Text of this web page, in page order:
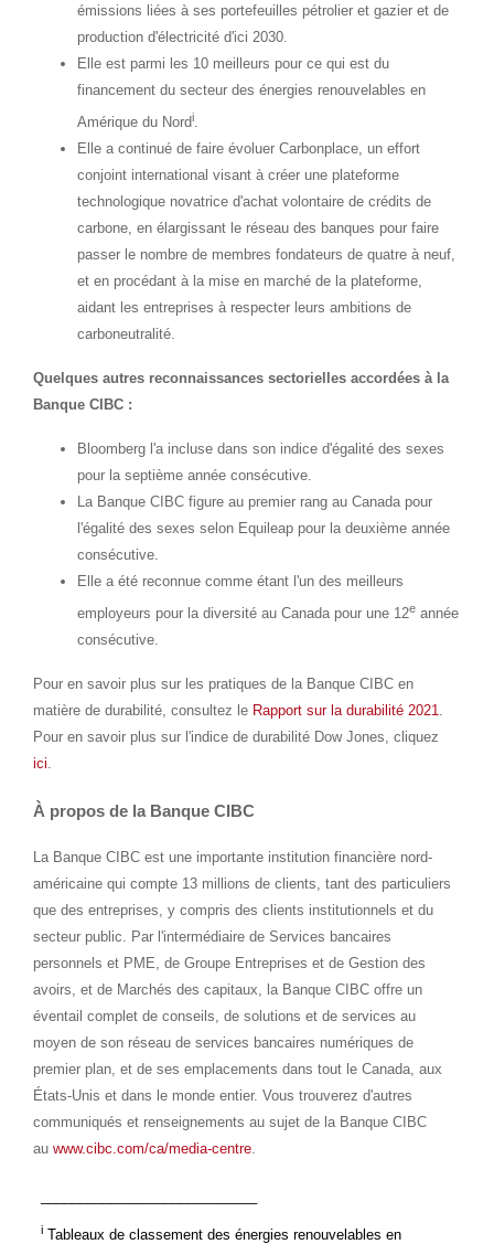
émissions liées à ses portefeuilles pétrolier et gazier et de
production d'électricité d'ici 2030.
Elle est parmi les 10 meilleurs pour ce qui est du
financement du secteur des énergies renouvelables en
Amérique du Nordi.
Elle a continué de faire évoluer Carbonplace, un effort
conjoint international visant à créer une plateforme
technologique novatrice d'achat volontaire de crédits de
carbone, en élargissant le réseau des banques pour faire
passer le nombre de membres fondateurs de quatre à neuf,
et en procédant à la mise en marché de la plateforme,
aidant les entreprises à respecter leurs ambitions de
carboneutralité.
Quelques autres reconnaissances sectorielles accordées à la
Banque CIBC :
Bloomberg l'a incluse dans son indice d'égalité des sexes
pour la septième année consécutive.
La Banque CIBC figure au premier rang auCanadapour
l'égalité des sexes selon Equileap pour la deuxième année
consécutive.
Elle a été reconnue comme étant l'un des meilleurs
employeurs pour la diversité auCanadapour une 12e année
consécutive.
Pour en savoir plus sur les pratiques de la Banque CIBC en
matière de durabilité, consultez le Rapport sur la durabilité 2021.
Pour en savoir plus sur l'indice de durabilité Dow Jones, cliquez
ici.
À propos de la Banque CIBC
La Banque CIBC est une importante institution financière nord-
américaine qui compte 13 millions de clients, tant des particuliers
que des entreprises, y compris des clients institutionnels et du
secteur public. Par l'intermédiaire de Services bancaires
personnels et PME, de Groupe Entreprises et de Gestion des
avoirs, et de Marchés des capitaux, la Banque CIBC offre un
éventail complet de conseils, de solutions et de services au
moyen de son réseau de services bancaires numériques de
premier plan, et de ses emplacements dans tout le Canada, aux
États-Unis et dans le monde entier. Vous trouverez d'autres
communiqués et renseignements au sujet de la Banque CIBC
auwww.cibc.com/ca/media-centre
iTableaux de classement des énergies renouvelables en